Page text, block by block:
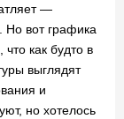
—
Но вот графика
как будто в
выглядят
и
но хотелось